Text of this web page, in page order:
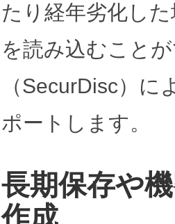
たり経年劣化し
を読み込むこと
（SecurDisc）
ポートします。
長期保存や
作成